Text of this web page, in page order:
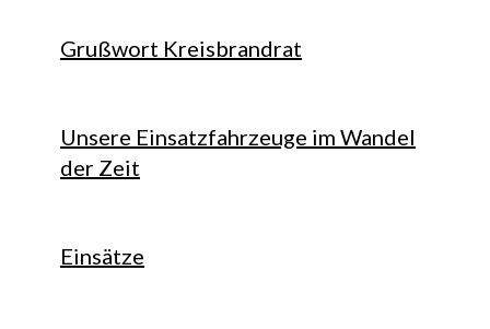
Grußwort Kreisbrandrat
Unsere Einsatzfahrzeuge im Wandel
der Zeit
Einsätze